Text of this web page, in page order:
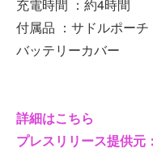
充電時間 ：約4時間
付属品 ：サドルポーチ
バッテリーカバー
詳細はこちら
プレスリリース提供元